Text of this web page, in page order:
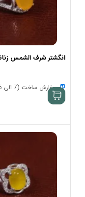
انگشتر شرف الشمس زنانه کد
سفارش ساخت (7 الی 15 روز)